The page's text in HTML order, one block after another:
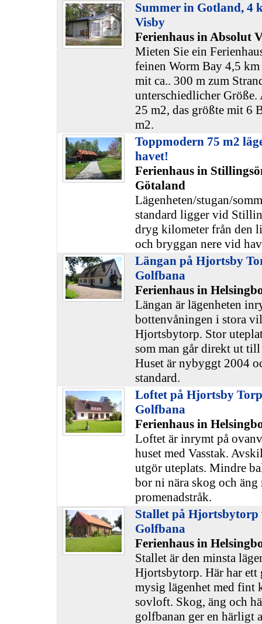
Summer in Gotland, 4
Visby
Ferienhaus in Absolut
Mieten Sie ein
feinen Worm Bay 4,5
mit ca.. 300 m zum
unterschiedlicher Größe.
25 m2, das größte mit 6
m2.
Toppmodern 75 m2
havet!
Ferienhaus in
Götaland
Lägenheten/stugan/
standard ligger vid
dryg kilometer från den
och bryggan nere vid
Längan på Hjortsby
Golfbana
Ferienhaus in
Längan är lägenheten
bottenvåningen i stora
Hjortsbytorp. Stor
som man går direkt ut
Huset är nybyggt 2004
standard.
Loftet på Hjortsby
Golfbana
Ferienhaus in
Loftet är inrymt på
huset med Vasstak.
utgör uteplats. Mindre
bor ni nära skog och
promenadstråk.
Stallet på Hjortsbytorp
Golfbana
Ferienhaus in
Stallet är den minsta
Hjortsbytorp. Här har
mysig lägenhet med fint
sovloft. Skog, äng och
golfbanan ger en härligt